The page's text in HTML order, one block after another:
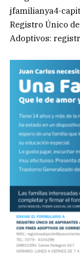
jfamilianya4-
Registro Único
Adoptivos: